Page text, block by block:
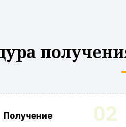
02
Получение